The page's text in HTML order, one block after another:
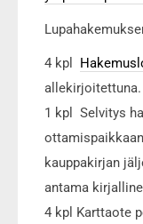
4 kpl
allekirjoitettuna.
1 kpl Selvitys
kauppakirjan
antama
4 kpl Karttaote